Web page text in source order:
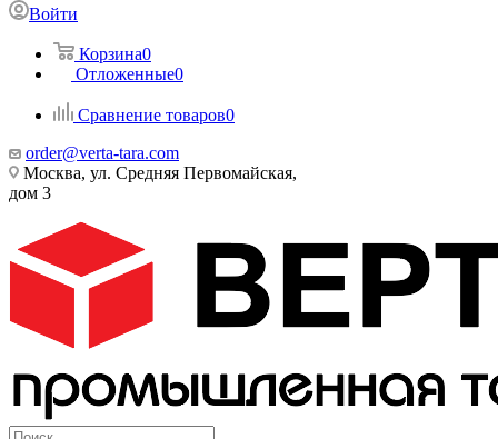
Войти
Корзина0
Отложенные0
Сравнение товаров0
order@verta-tara.com
Москва, ул. Средняя Первомайская,
дом 3